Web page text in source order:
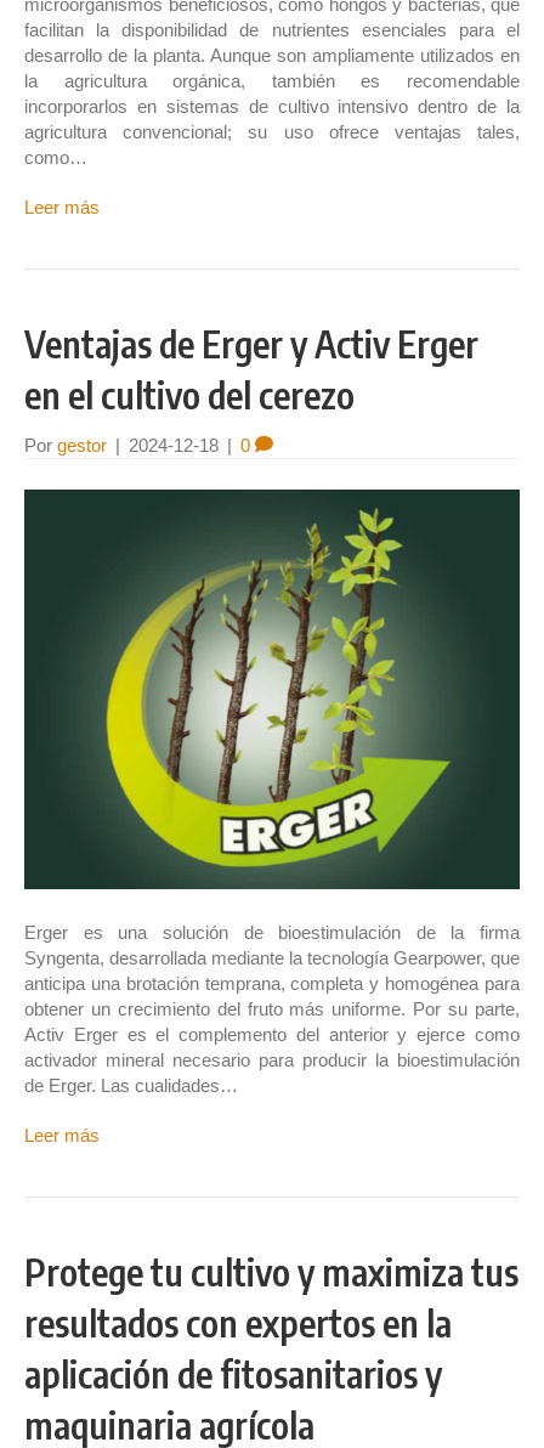
microorganismos beneficiosos, como hongos y bacterias, que
facilitan la disponibilidad de nutrientes esenciales para el
desarrollo de la planta. Aunque son ampliamente utilizados en
la agricultura orgánica, también es recomendable
incorporarlos en sistemas de cultivo intensivo dentro de la
agricultura convencional; su uso ofrece ventajas tales,
como…
Leer más
Ventajas de Erger y Activ Erger
en el cultivo del cerezo
Por gestor | 2024-12-18 | 0
Erger es una solución de bioestimulación de la firma
Syngenta, desarrollada mediante la tecnología Gearpower, que
anticipa una brotación temprana, completa y homogénea para
obtener un crecimiento del fruto más uniforme. Por su parte,
Activ Erger es el complemento del anterior y ejerce como
activador mineral necesario para producir la bioestimulación
de Erger. Las cualidades…
Leer más
Protege tu cultivo y maximiza tus
resultados con expertos en la
aplicación de fitosanitarios y
maquinaria agrícola